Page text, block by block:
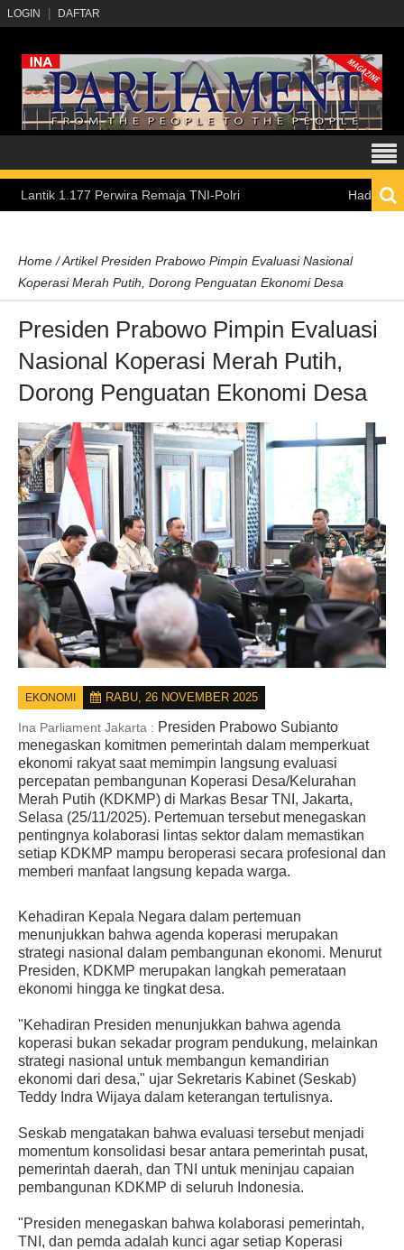
LOGIN DAFTAR
1.177 Perwira Remaja TNI-Polri Hadirkan
Home /Artikel Presiden Prabowo Pimpin Evaluasi Nasional
Koperasi Merah Putih, Dorong Penguatan Ekonomi Desa
Presiden Prabowo Pimpin Evaluasi
Nasional Koperasi Merah Putih,
Dorong Penguatan Ekonomi Desa
EKONOMI RABU, 26 NOVEMBER 2025
Ina Parliament Jakarta : Presiden Prabowo Subianto
menegaskan komitmen pemerintah dalam memperkuat
ekonomi rakyat saat memimpin langsung evaluasi
percepatan pembangunan Koperasi Desa/Kelurahan
Merah Putih (KDKMP) di Markas Besar TNI, Jakarta,
Selasa (25/11/2025). Pertemuan tersebut menegaskan
pentingnya kolaborasi lintas sektor dalam memastikan
setiap KDKMP mampu beroperasi secara profesional dan
memberi manfaat langsung kepada warga.
Kehadiran Kepala Negara dalam pertemuan
menunjukkan bahwa agenda koperasi merupakan
strategi nasional dalam pembangunan ekonomi. Menurut
Presiden, KDKMP merupakan langkah pemerataan
ekonomi hingga ke tingkat desa.
"Kehadiran Presiden menunjukkan bahwa agenda
koperasi bukan sekadar program pendukung, melainkan
strategi nasional untuk membangun kemandirian
ekonomi dari desa," ujar Sekretaris Kabinet (Seskab)
Teddy Indra Wijaya dalam keterangan tertulisnya.
Seskab mengatakan bahwa evaluasi tersebut menjadi
momentum konsolidasi besar antara pemerintah pusat,
pemerintah daerah, dan TNI untuk meninjau capaian
pembangunan KDKMP di seluruh Indonesia.
"Presiden menegaskan bahwa kolaborasi pemerintah,
TNI, dan pemda adalah kunci agar setiap Koperasi